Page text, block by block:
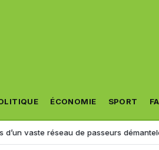
ÉCONOMIE SPORT
de passeurs démantelé en Italie